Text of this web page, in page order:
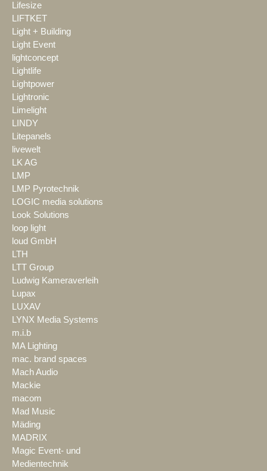
Lifesize
LIFTKET
Light + Building
Light Event
lightconcept
Lightlife
Lightpower
Lightronic
Limelight
LINDY
Litepanels
livewelt
LK AG
LMP
LMP Pyrotechnik
LOGIC media solutions
Look Solutions
loop light
loud GmbH
LTH
LTT Group
Ludwig Kameraverleih
Lupax
LUXAV
LYNX Media Systems
m.i.b
MA Lighting
mac. brand spaces
Mach Audio
Mackie
macom
Mad Music
Mäding
MADRIX
Magic Event- und
Medientechnik